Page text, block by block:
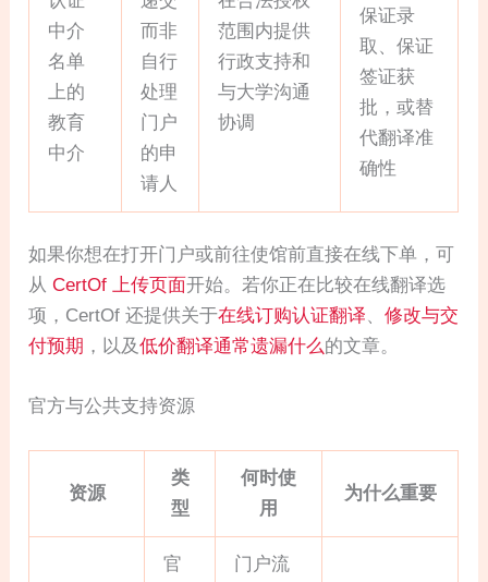
中介
名单
上的
教育
中介
而非
自行
处理
门户
的申
请人
范围内提供
行政支持和
与大学沟通
协调
保证录
取、保证
签证获
批，或替
代翻译准
确性
如果你想在打开门户或前往使馆前直接在线下单，可
从CertOf 上传页面开始。若你正在比较在线翻译选
项，CertOf 还提供关于在线订购认证翻译、修改与交
付预期 ，以及低价翻译通常遗漏什么的文章。
官方与公共支持资源
资源
类
型
何时使
用
为什么重要
官
门户流